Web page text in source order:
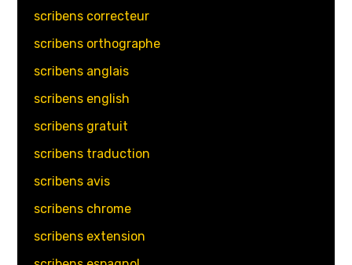
scribens correcteur
scribens orthographe
scribens anglais
scribens english
scribens gratuit
scribens traduction
scribens avis
scribens chrome
scribens extension